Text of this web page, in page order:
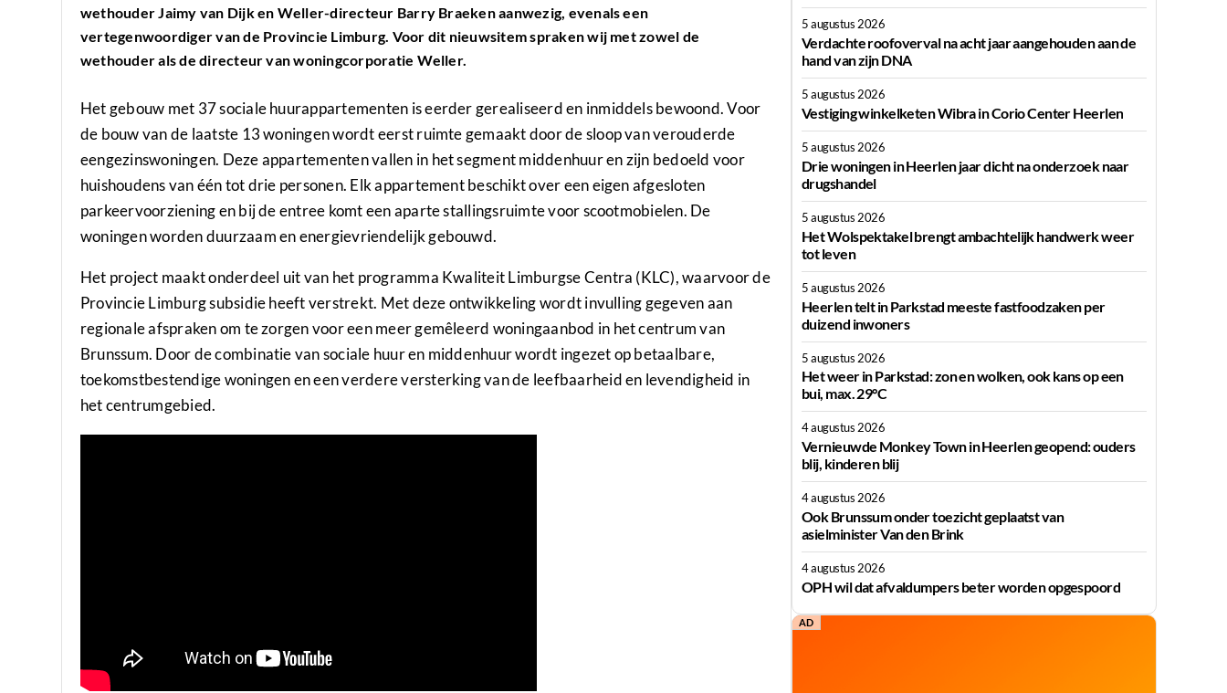
wethouder Jaimy van Dijk en Weller-directeur Barry Braeken aanwezig, evenals een
vertegenwoordiger van de Provincie Limburg. Voor dit nieuwsitem spraken wij met zowel de
wethouder als de directeur van woningcorporatie Weller.
Het gebouw met 37 sociale huurappartementen is eerder gerealiseerd en inmiddels bewoond. Voor
de bouw van de laatste 13 woningen wordt eerst ruimte gemaakt door de sloop van verouderde
eengezinswoningen. Deze appartementen vallen in het segment middenhuur en zijn bedoeld voor
huishoudens van één tot drie personen. Elk appartement beschikt over een eigen afgesloten
parkeervoorziening en bij de entree komt een aparte stallingsruimte voor scootmobielen. De
woningen worden duurzaam en energievriendelijk gebouwd.
Het project maakt onderdeel uit van het programma Kwaliteit Limburgse Centra (KLC), waarvoor de
Provincie Limburg subsidie heeft verstrekt. Met deze ontwikkeling wordt invulling gegeven aan
regionale afspraken om te zorgen voor een meer gemêleerd woningaanbod in het centrum van
Brunssum. Door de combinatie van sociale huur en middenhuur wordt ingezet op betaalbare,
toekomstbestendige woningen en een verdere versterking van de leefbaarheid en levendigheid in
het centrumgebied.
5 augustus 2026
Verdachte roofoverval na acht jaar aangehouden aan de
hand van zijn DNA
5 augustus 2026
Vestiging winkelketen Wibra in Corio Center Heerlen
5 augustus 2026
Drie woningen in Heerlen jaar dicht na onderzoek naar
drugshandel
5 augustus 2026
Het Wolspektakel brengt ambachtelijk handwerk weer
tot leven
5 augustus 2026
Heerlen telt in Parkstad meeste fastfoodzaken per
duizend inwoners
5 augustus 2026
Het weer in Parkstad: zon en wolken, ook kans op een
bui, max. 29°C
4 augustus 2026
Vernieuwde Monkey Town in Heerlen geopend: ouders
blij, kinderen blij
4 augustus 2026
Ook Brunssum onder toezicht geplaatst van
asielminister Van den Brink
4 augustus 2026
OPH wil dat afvaldumpers beter worden opgespoord
AD